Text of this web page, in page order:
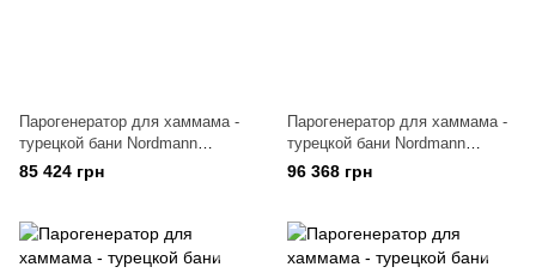
Парогенератор для хаммама -
турецкой бани Nordmann
AT4D/834
85 424 грн
Парогенератор для хаммама -
турецкой бани Nordmann
AT4D/1534
96 368 грн